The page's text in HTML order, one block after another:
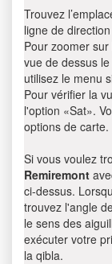
Trouvez
ligne de
Pour zoomer
vue de dessus
utilisez le menu
Pour vérifier la
l'option «Sat».
options de carte.
Si vous voulez
Remiremont
ci-dessus.
trouvez l'angle
le sens des
exécuter votre
la qibla.